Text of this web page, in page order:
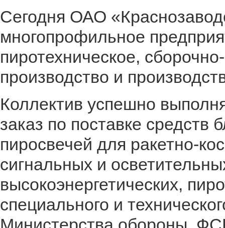
Сегодня ОАО
многопрофильное
пиротехническое,
производство и
Коллектив успешно
заказ по поставке средств
пиросвечей для ракетно-
сигнальных и
высокоэнергетических,
специального и